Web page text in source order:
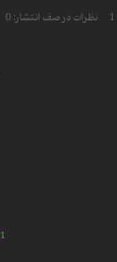
نظرات در صف انتشار: 0
1